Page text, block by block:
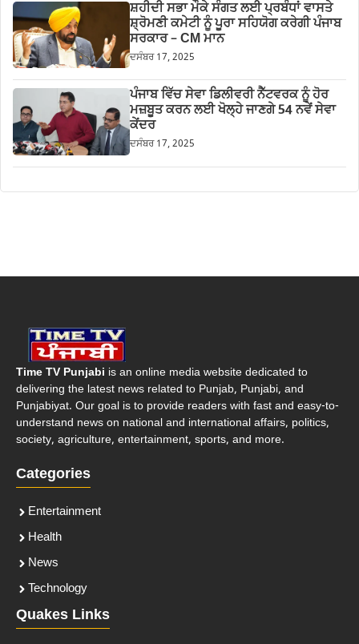
ਸ਼ਹੀਦੀ ਸਭਾ ਮੌਕੇ ਸੰਗਤ ਲਈ ਪ੍ਰਬੰਧਾਂ ਵਾਸਤੇ
ਸ਼੍ਰੋਮਣੀ ਕਮੇਟੀ ਨੂੰ ਪੂਰਾ ਸਹਿਯੋਗ ਕਰੇਗੀ ਪੰਜਾਬ
ਸਰਕਾਰ – CM ਮਾਨ
ਦਸੰਬਰ 17, 2025
ਪੰਜਾਬ ਵਿੱਚ ਸੇਵਾ ਡਿਲੀਵਰੀ ਨੈੱਟਵਰਕ ਨੂੰ ਹੋਰ
ਮਜ਼ਬੂਤ ਕਰਨ ਲਈ ਖੋਲ੍ਹੇ ਜਾਣਗੇ 54 ਨਵੇਂ ਸੇਵਾ
ਕੇਂਦਰ
ਦਸੰਬਰ 17, 2025
Time TV Punjabi is an online media website dedicated to
delivering the latest news related to Punjab, Punjabi, and
Punjabiyat. Our goal is to provide readers with fast and easy-to-
understand news on national and international affairs, politics,
society, agriculture, entertainment, sports, and more.
Categories
Entertainment
Health
News
Technology
Quakes Links